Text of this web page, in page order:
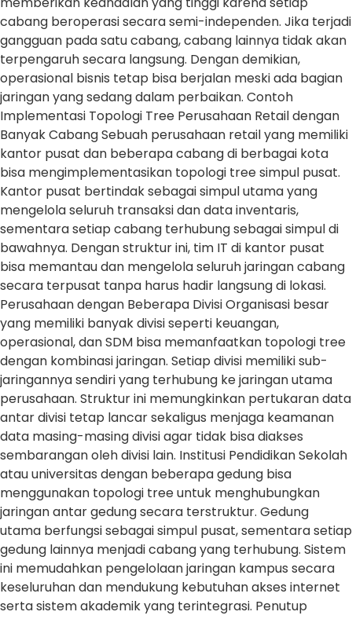
cabang beroperasi secara semi-independen. Jika terjadi
gangguan pada satu cabang, cabang lainnya tidak akan
terpengaruh secara langsung. Dengan demikian,
operasional bisnis tetap bisa berjalan meski ada bagian
jaringan yang sedang dalam perbaikan. Contoh
Implementasi Topologi Tree Perusahaan Retail dengan
Banyak Cabang Sebuah perusahaan retail yang memiliki
kantor pusat dan beberapa cabang di berbagai kota
bisa mengimplementasikan topologi tree simpul pusat.
Kantor pusat bertindak sebagai simpul utama yang
mengelola seluruh transaksi dan data inventaris,
sementara setiap cabang terhubung sebagai simpul di
bawahnya. Dengan struktur ini, tim IT di kantor pusat
bisa memantau dan mengelola seluruh jaringan cabang
secara terpusat tanpa harus hadir langsung di lokasi.
Perusahaan dengan Beberapa Divisi Organisasi besar
yang memiliki banyak divisi seperti keuangan,
operasional, dan SDM bisa memanfaatkan topologi tree
dengan kombinasi jaringan. Setiap divisi memiliki sub-
jaringannya sendiri yang terhubung ke jaringan utama
perusahaan. Struktur ini memungkinkan pertukaran data
antar divisi tetap lancar sekaligus menjaga keamanan
data masing-masing divisi agar tidak bisa diakses
sembarangan oleh divisi lain. Institusi Pendidikan Sekolah
atau universitas dengan beberapa gedung bisa
menggunakan topologi tree untuk menghubungkan
jaringan antar gedung secara terstruktur. Gedung
utama berfungsi sebagai simpul pusat, sementara setiap
gedung lainnya menjadi cabang yang terhubung. Sistem
ini memudahkan pengelolaan jaringan kampus secara
keseluruhan dan mendukung kebutuhan akses internet
serta sistem akademik yang terintegrasi. Penutup